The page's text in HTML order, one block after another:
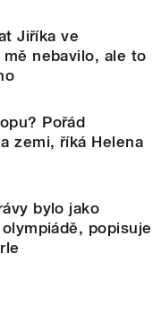
Jiříka ve
nebavilo, ale to
Pořád
zemi, říká Helena
bylo jako
popisuje